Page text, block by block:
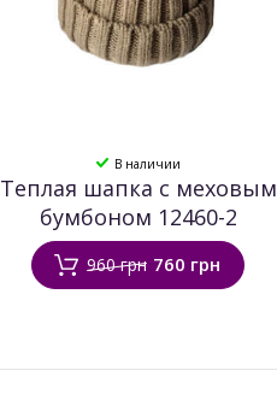
В наличии
Теплая шапка с меховым
бумбоном 12460-2
960 грн 760 грн